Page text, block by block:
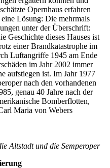
Opernhaus erfahren
Lösung: Die mehrmals
unter der Überschrift:
Geschichte dieses Hauses ist
einer Brandkatastrophe im
Luftangriffe 1945 am Ende
im Jahr 2002 immer
aufstiegen ist. Im Jahr 1977
nach den vorhandenen
genau 40 Jahre nach der
Bomberflotten,
Maria von Webers
Altstadt und die Semperoper